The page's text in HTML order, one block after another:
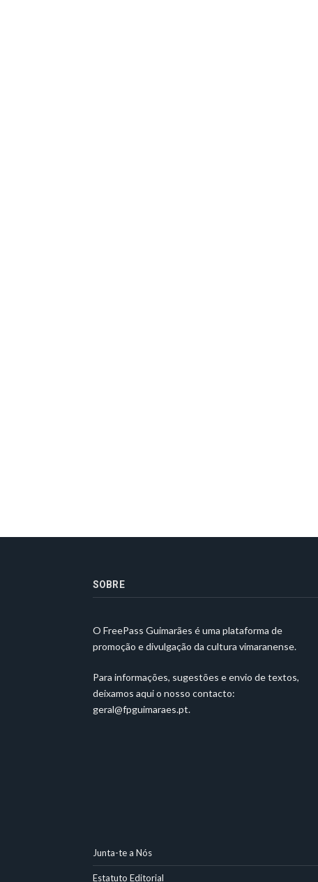
SOBRE
O FreePass Guimarães é uma plataforma de
promoção e divulgação da cultura vimaranense.
Para informações, sugestões e envio de textos,
deixamos aqui o nosso contacto:
geral@fpguimaraes.pt.
Junta-te a Nós
Estatuto Editorial